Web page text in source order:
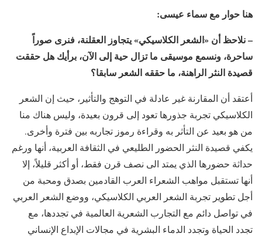
هنا حوار مع سماء عيسى:
– نلاحظ أن «الشعر الكلاسيكي» يتجاوز العقلنة، فنرى صوراً
ساحرة، ونسمع موسيقى ما تزال حية إلى الآن، برأيك هل حققت
قصيدة النثر الراهنة، ما حققه الشعر سابقا؟
أعتقد أن المقارنة غير عادلة في التوهج والتأثير، حيث إن الشعر
الكلاسيكي تجربة جذورها تعود إلى قرون بعيدة، وليس هناك منا
من هو بعيد عن التأثر به وقراءة رموز تجاربه بين فترة وأخرى.
يكفي قصيدة النثر الحضور الطليعي في الثقافة العربية، أنها ورغم
حداثة حضورها الذي يمتد الى نصف قرن فقط، أو أكثر قليلاً، إلا
أنها تستقبل مواهب الشعراء العرب القادمين بصدق ومحبة من
أجل تطوير تجربة الشعر العربي الكلاسيكي، ووضع الشعر العربي
في تواصل دائم مع التجارب الشعرية العالمية في تجددها، مع
تجدد الحياة وتجدد الدماء البشرية في مجالات الإبداع الإنساني